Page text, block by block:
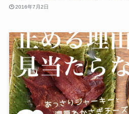
2016年7月2日